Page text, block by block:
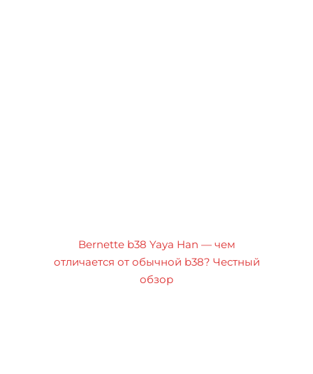
Bernette b38 Yaya Han — чем
отличается от обычной b38? Честный
обзор